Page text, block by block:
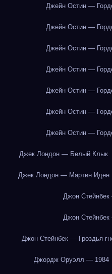
Джейн Остин —
Джейн Остин —
Джейн Остин —
Джейн Остин —
Джейн Остин —
Джейн Остин —
Джейн Остин —
Джек Лондон — Белый Клык
Джек Лондон — Мартин Иден
Джон Стейнбек
Джон Стейнбек
Джон Стейнбек — Гроздья
Джордж Оруэлл — 1984